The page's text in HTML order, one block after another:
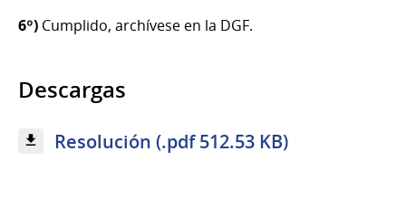
6º) Cumplido, archívese en la DGF.
Descargas
Resolución (.pdf 512.53 KB)